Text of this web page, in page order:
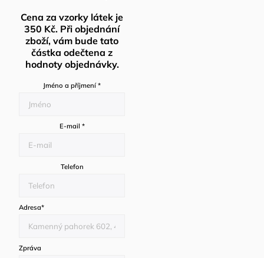
Cena za vzorky látek je
350 Kč. Při objednání
zboží, vám bude tato
částka odečtena z
hodnoty objednávky.
Jméno a příjmení *
E-mail *
Telefon
Adresa*
Zpráva